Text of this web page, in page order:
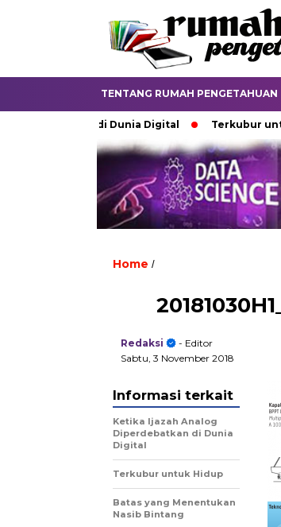
TENTANG RUMAH PENGETAHUAN
di Dunia Digital Terkubur untuk
Home /
Redaksi
- Editor
Sabtu, 3 November 2018
Informasi terkait
Ketika Ijazah Analog
Diperdebatkan di Dunia
Digital
Terkubur untuk Hidup
Batas yang Menentukan
Nasib Bintang